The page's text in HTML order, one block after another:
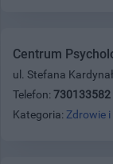
Centrum
ul. Stefana
Telefon: 730133582
Kategoria: Zdrowie